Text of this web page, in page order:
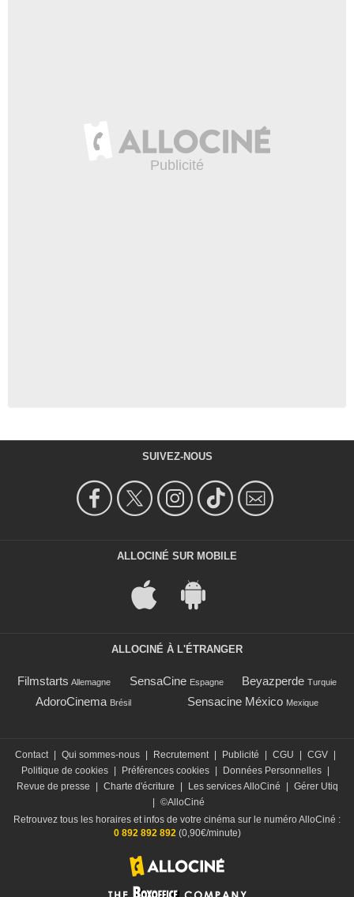
SUIVEZ-NOUS
ALLOCINÉ SUR MOBILE
ALLOCINÉ À L'ÉTRANGER
Filmstarts Allemagne SensaCine Espagne Beyazperde Turquie
AdoroCinema Brésil Sensacine México Mexique
Contact | Qui sommes-nous | Recrutement | Publicité | CGU | CGV |
Politique de cookies | Préférences cookies | Données Personnelles |
Revue de presse
| Charte d'écriture | Les services AlloCiné | Gérer Utiq
| ©AlloCiné
Retrouvez tous les horaires et infos de votre cinéma sur le numéro AlloCiné :
0 892 892 892 (0,90€/minute)